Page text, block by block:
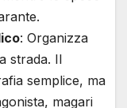
: Organizza
strada. Il
semplice, ma
magari